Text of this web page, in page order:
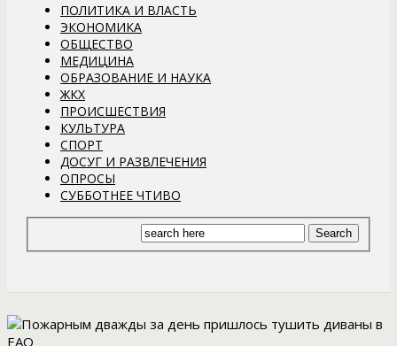
ПОЛИТИКА И ВЛАСТЬ
ЭКОНОМИКА
ОБЩЕСТВО
МЕДИЦИНА
ОБРАЗОВАНИЕ И НАУКА
ЖКХ
ПРОИСШЕСТВИЯ
КУЛЬТУРА
СПОРТ
ДОСУГ И РАЗВЛЕЧЕНИЯ
ОПРОСЫ
СУББОТНЕЕ ЧТИВО